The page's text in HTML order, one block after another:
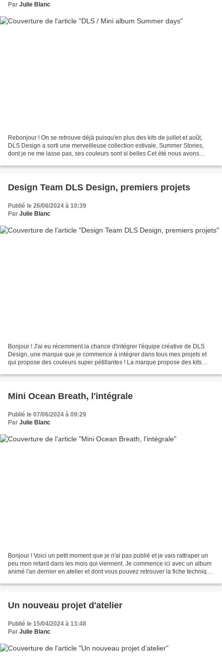
Par Julie Blanc
Rebonjour ! On se retrouve déjà puisqu'en plus des kits de juillet et août,
DLS Design a sorti une merveilleuse collection estivale, Summer Stories,
dont je ne me lasse pas, ses couleurs sont si belles Cet été nous avons
Design Team DLS Design, premiers projets
Publié le 26/06/2024 à 10:39
Par Julie Blanc
Bonjour ! J'ai eu récemment la chance d'intégrer l'équipe créative de DLS
Design, une marque que je commence à intégrer dans tous mes projets et
qui propose des couleurs super pétillantes ! La marque propose des kits
Mini Ocean Breath, l'intégrale
Publié le 07/06/2024 à 09:29
Par Julie Blanc
Bonjour ! Voici un petit moment que je n'ai pas publié et je vais rattraper un
peu mon retard dans les mois qui viennent. Je commence ici avec un album
animé l'an dernier en atelier et dont vous pouvez retrouver la fiche technique
Un nouveau projet d'atelier
Publié le 15/04/2024 à 13:48
Par Julie Blanc